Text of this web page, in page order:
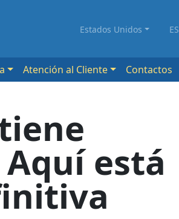
Estados Unidos ES
Atención al Cliente Contactos
está